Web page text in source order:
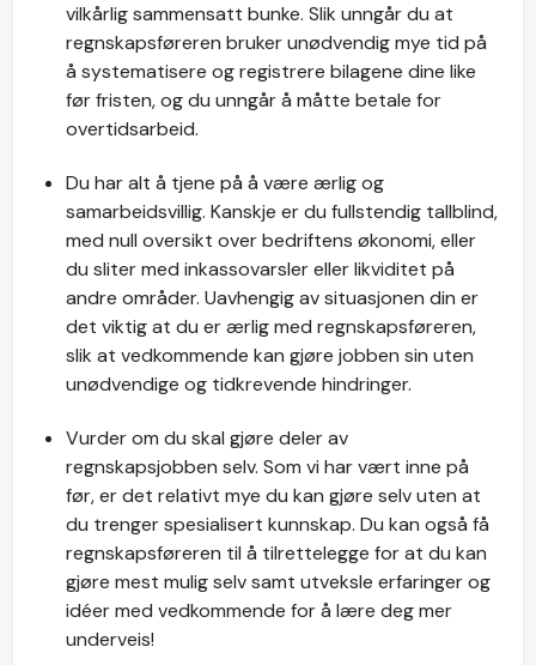
vilkårlig sammensatt bunke. Slik unngår du at
regnskapsføreren bruker unødvendig mye tid på
å systematisere og registrere bilagene dine like
før fristen, og du unngår å måtte betale for
overtidsarbeid.
Du har alt å tjene på å være ærlig og
samarbeidsvillig. Kanskje er du fullstendig tallblind,
med null oversikt over bedriftens økonomi, eller
du sliter med inkassovarsler eller likviditet på
andre områder. Uavhengig av situasjonen din er
det viktig at du er ærlig med regnskapsføreren,
slik at vedkommende kan gjøre jobben sin uten
unødvendige og tidkrevende hindringer.
Vurder om du skal gjøre deler av
regnskapsjobben selv. Som vi har vært inne på
før, er det relativt mye du kan gjøre selv uten at
du trenger spesialisert kunnskap. Du kan også få
regnskapsføreren til å tilrettelegge for at du kan
gjøre mest mulig selv samt utveksle erfaringer og
idéer med vedkommende for å lære deg mer
underveis!